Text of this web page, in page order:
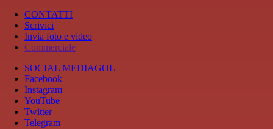
CONTATTI
Scrivici
Invia foto e video
Commerciale
SOCIAL MEDIAGOL
Facebook
Instagram
YouTube
Twitter
Telegram